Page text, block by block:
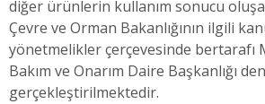
diğer ürünlerin kullanım sonucu
Çevre ve Orman Bakanlığının ilgili
yönetmelikler çerçevesinde bertarafı
Bakım ve Onarım Daire Başkanlığı
gerçekleştirilmektedir.